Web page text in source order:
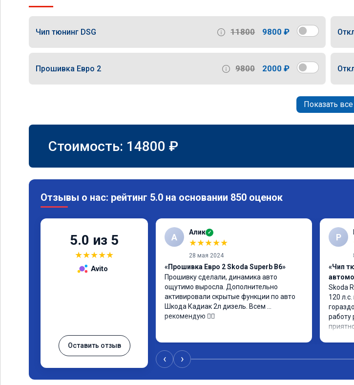
Чип тюнинг DSG 11800 9800 ₽
Прошивка Евро 2 9800 2000 ₽
Показать все
Стоимость: 14800 ₽
Отзывы о нас: рейтинг 5.0 на основании 850 оценок
5.0 из 5
★★★★★
Avito
Оставить отзыв
А Алик ✓
★★★★★
28 мая 2024
«Прошивка Евро 2 Skoda Superb B6»
Прошивку сделали, динамика авто
ощутимо выросла. Дополнительно
активировали скрытые функции по авто
Шкода Кадиак 2л дизель. Всем
рекомендую 👍🏼
Р
«Чип
Skoda
120
работу
‹ ›